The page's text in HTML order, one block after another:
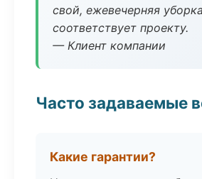
свой, ежевечерняя
соответствует проекту.
— Клиент компании
Часто задаваемые
Какие гарантии?